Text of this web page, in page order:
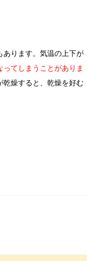
あります。気温の上下が
てしまうことがありま
燥すると、 乾燥を好む